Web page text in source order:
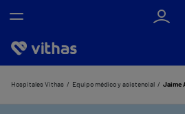
Nosotros
Hospitales Vithas Equipo médico y asistencial Jaime